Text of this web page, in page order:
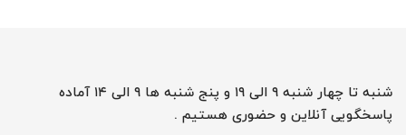
شنبه تا چهار شنبه ۹ الی ۱۹ و پنج شنبه ها ۹ الی ۱۴ آماده
پاسخگویی آنلاین و حضوری هستیم .